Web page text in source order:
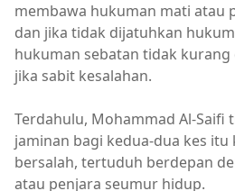
membawa hukuman mati atau
dan jika tidak dijatuhkan
hukuman sebatan tidak kurang
jika sabit kesalahan.
Terdahulu, Mohammad Al-Saifi
jaminan bagi kedua-dua kes
bersalah, tertuduh berdepan
atau penjara seumur hidup.